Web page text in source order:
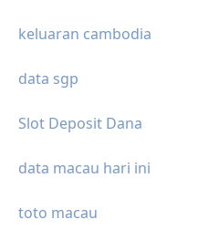
keluaran cambodia
data sgp
Slot Deposit Dana
data macau hari ini
toto macau